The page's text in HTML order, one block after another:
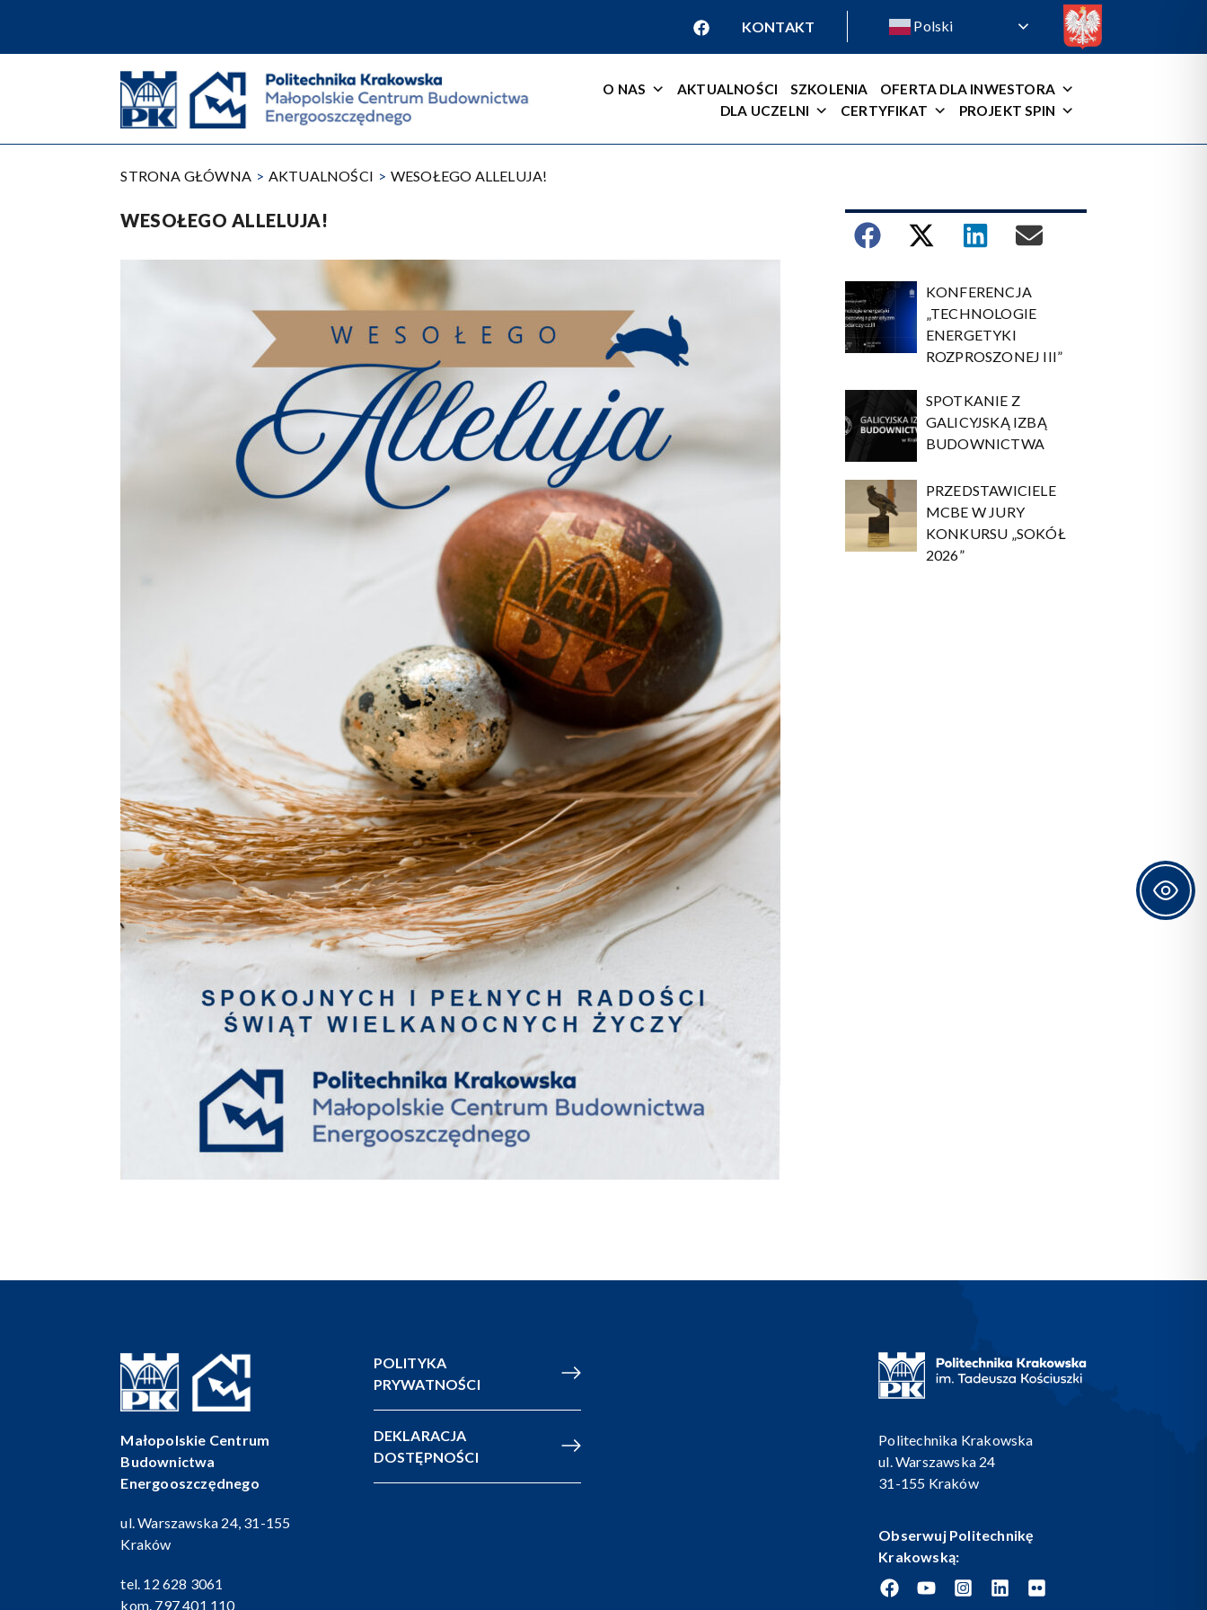
treści
KONTAKT Polski
O NAS AKTUALNOŚCI SZKOLENIA
OFERTA DLA INWESTORA
DLA UCZELNI
CERTYFIKAT PROJEKT SPIN
STRONA GŁÓWNA AKTUALNOŚCI WESOŁEGO ALLELUJA!
WESOŁEGO ALLELUJA!
KONFERENCJA
„TECHNOLOGIE
ENERGETYKI
ROZPROSZONEJ III”
SPOTKANIE Z
GALICYJSKĄ IZBĄ
BUDOWNICTWA
PRZEDSTAWICIELE
MCBE W JURY
KONKURSU „SOKÓŁ
2026”
Małopolskie Centrum
Budownictwa
Energooszczędnego
ul. Warszawska 24, 31-155
Kraków
tel. 12 628 3061
kom. 797 401 110
POLITYKA
PRYWATNOŚCI
DEKLARACJA
DOSTĘPNOŚCI
Politechnika Krakowska
ul. Warszawska 24
31-155 Kraków
Obserwuj Politechnikę
Krakowską: